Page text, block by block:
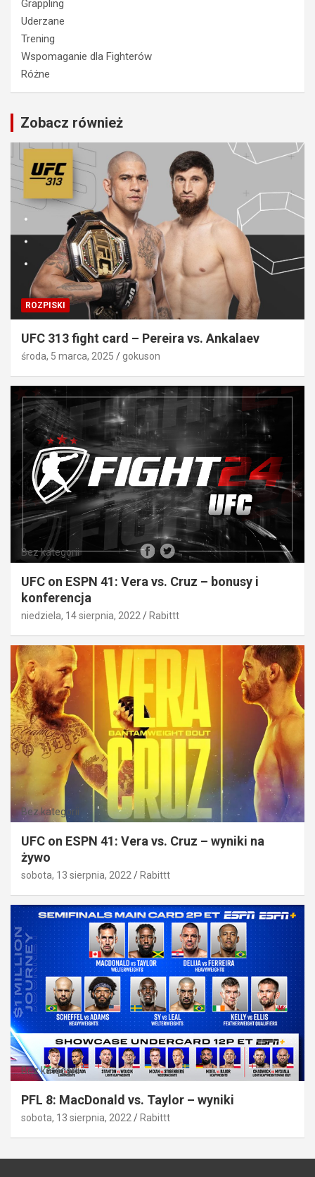
Grappling
Uderzane
Trening
Wspomaganie dla Fighterów
Różne
Zobacz również
ROZPISKI
UFC 313 fight card – Pereira vs. Ankalaev
środa, 5 marca, 2025 gokuson
Bez kategorii
UFC on ESPN 41: Vera vs. Cruz – bonusy i
konferencja
niedziela, 14 sierpnia, 2022 Rabittt
Bez kategorii
UFC on ESPN 41: Vera vs. Cruz – wyniki na
żywo
sobota, 13 sierpnia, 2022 Rabittt
Bez kategorii
PFL 8: MacDonald vs. Taylor – wyniki
sobota, 13 sierpnia, 2022 Rabittt